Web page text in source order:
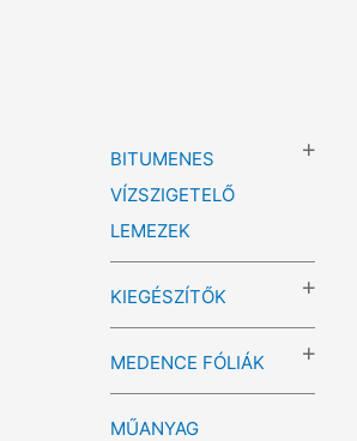
BITUMENES
VÍZSZIGETELŐ
LEMEZEK
KIEGÉSZÍTŐK
MEDENCE FÓLIÁK
MŰANYAG